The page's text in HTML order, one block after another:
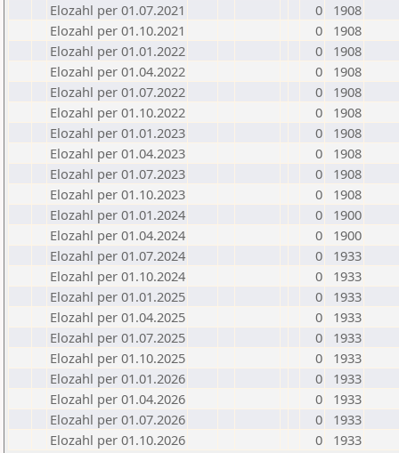
Elozahl per 01.07.2021
0
1908
Elozahl per 01.10.2021
0
1908
Elozahl per 01.01.2022
0
1908
Elozahl per 01.04.2022
0
1908
Elozahl per 01.07.2022
0
1908
Elozahl per 01.10.2022
0
1908
Elozahl per 01.01.2023
0
1908
Elozahl per 01.04.2023
0
1908
Elozahl per 01.07.2023
0
1908
Elozahl per 01.10.2023
0
1908
Elozahl per 01.01.2024
0
1900
Elozahl per 01.04.2024
0
1900
Elozahl per 01.07.2024
0
1933
Elozahl per 01.10.2024
0
1933
Elozahl per 01.01.2025
0
1933
Elozahl per 01.04.2025
0
1933
Elozahl per 01.07.2025
0
1933
Elozahl per 01.10.2025
0
1933
Elozahl per 01.01.2026
0
1933
Elozahl per 01.04.2026
0
1933
Elozahl per 01.07.2026
0
1933
Elozahl per 01.10.2026
0 1933